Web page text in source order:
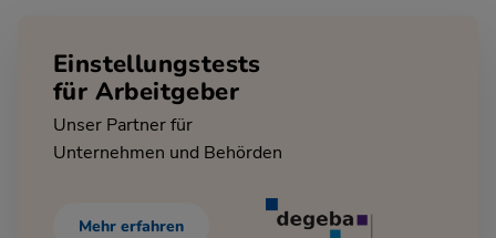
Einstellungstests
für Arbeitgeber
Unser Partner für
Unternehmen und Behörden
Mehr erfahren